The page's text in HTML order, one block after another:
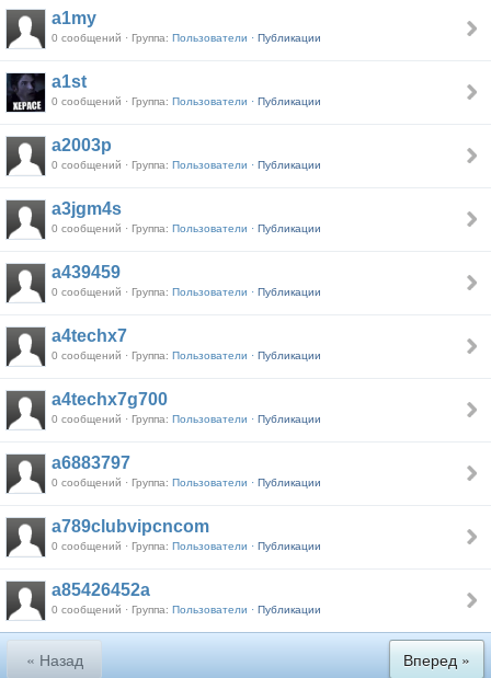
a1my
0 сообщений · Группа: Пользователи · Публикации
a1st
0 сообщений · Группа: Пользователи · Публикации
a2003p
0 сообщений · Группа: Пользователи · Публикации
a3jgm4s
0 сообщений · Группа: Пользователи · Публикации
a439459
0 сообщений · Группа: Пользователи · Публикации
a4techx7
0 сообщений · Группа: Пользователи · Публикации
a4techx7g700
0 сообщений · Группа: Пользователи · Публикации
a6883797
0 сообщений · Группа: Пользователи · Публикации
a789clubvipcncom
0 сообщений · Группа: Пользователи · Публикации
a85426452a
0 сообщений · Группа: Пользователи · Публикации
« Назад Вперед »